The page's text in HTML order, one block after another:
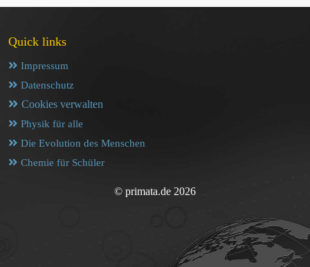
Quick links
Impressum
Datenschutz
Cookies verwalten
Physik für alle
Die Evolution des Menschen
Chemie für Schüler
© primata.de 2026